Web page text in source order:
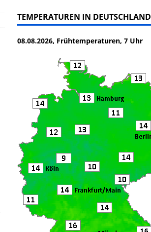
TEMPERATUREN IN DEUTSCHLAND
08.08.2026, Frühtemperaturen, 7 Uhr